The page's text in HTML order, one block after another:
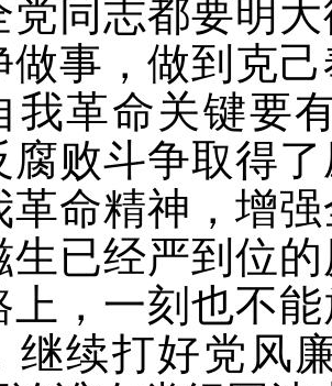
党同志都要明
做事，做到克
我革命关键要
腐败斗争取得
革命精神，增
生已经严到位
上，一刻也不
继续打好党风